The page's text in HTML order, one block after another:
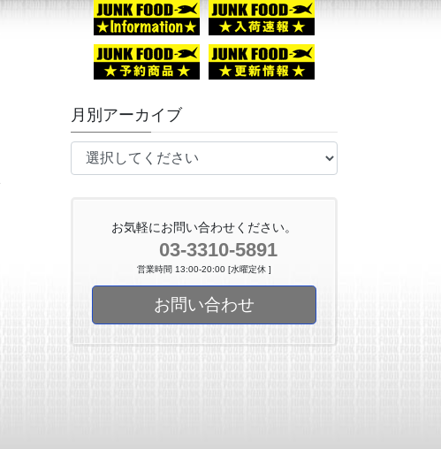
月別アーカイブ
お気軽にお問い合わせください。
03-3310-5891
営業時間 13:00-20:00 [水曜定休 ]
お問い合わせ